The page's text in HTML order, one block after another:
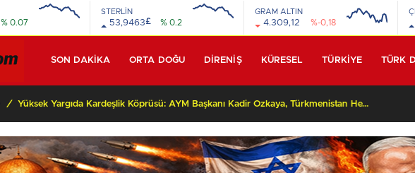
% 0.07
STERLİN
53,9463£ % 0.2
GRAM ALTIN
4.309,12 %-0,18
SON DAKİKA ORTA DOĞU DİRENİŞ KÜRESEL TÜRKİYE TÜRK
Yüksek Yargıda Kardeşlik Köprüsü: AYM Başkanı Kadir Özkaya, Türkmenistan Heyetini Kabul Ettti!